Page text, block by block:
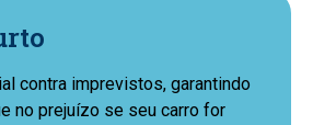
contra imprevistos, garantindo
no prejuízo se seu carro for